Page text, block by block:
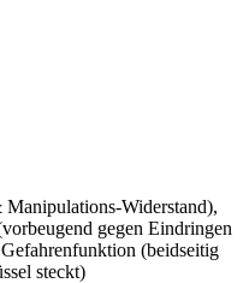
Widerstand),
gegen Eindringen
(beidseitig
steckt)